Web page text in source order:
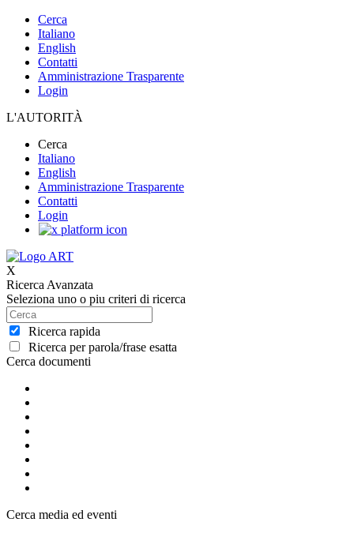
Cerca
Italiano
English
Contatti
Amministrazione Trasparente
Login
L'AUTORITÀ
Cerca
Italiano
English
Amministrazione Trasparente
Contatti
Login
X
Ricerca Avanzata
Seleziona uno o piu criteri di ricerca
Ricerca rapida
Ricerca per parola/frase esatta
Cerca documenti
Cerca media ed eventi